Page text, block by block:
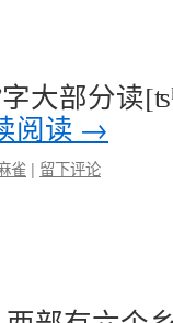
大部分读
阅读 →
雀 | 留下评论